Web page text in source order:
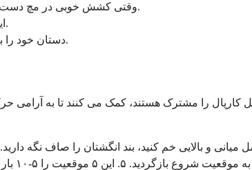
وقتی کشش خوبی در مچ دست و ساعد خود احساس کردید، متوقف شوید.
این وضعیت را به مدت ۲۰-۳۰ ثانیه نگه دارید.
دستان خود را بالا بیاورید و استراحت کنید. ۳ بار تکرار کنید.
را مشترک هستند، کمک می کنند تا به آرامی
و بالایی خم کنید، بند انگشتان را صاف نگه دارید. ۲.